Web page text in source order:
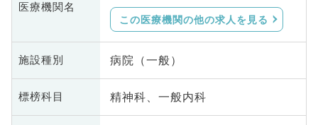
医療機関名
この医療機関の他の求人を見る
施設種別 病院（一般）
標榜科目 精神科、一般内科